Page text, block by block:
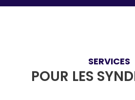
SERVICES
POUR LES